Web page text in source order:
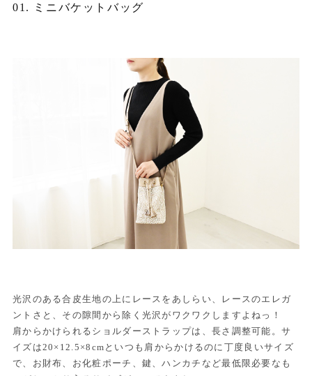
01. ミニバケットバッグ
光沢のある合皮生地の上にレースをあしらい、レースのエレガ
ントさと、その隙間から除く光沢がワクワクしますよねっ！
肩からかけられるショルダーストラップは、長さ調整可能。サ
イズは20×12.5×8cmといつも肩からかけるのに丁度良いサイズ
で、お財布、お化粧ポーチ、鍵、ハンカチなど最低限必要なも